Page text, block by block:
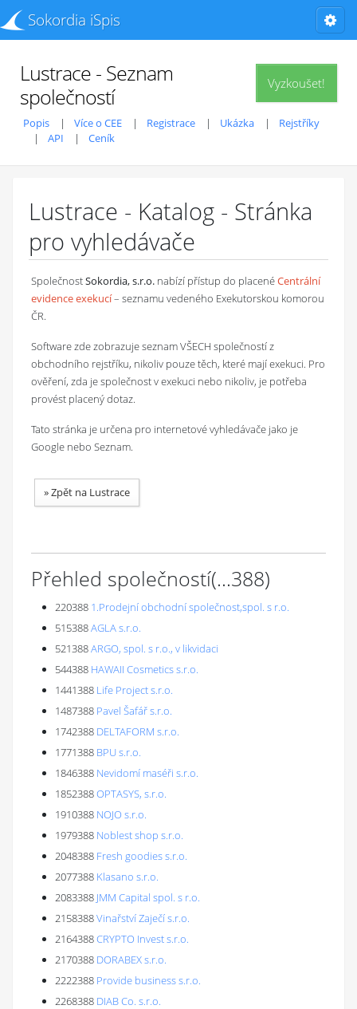
Sokordia iSpis
Vyzkoušet!
Lustrace - Seznam
společností
Popis Více o CEE Registrace Ukázka
Rejstříky
API
Ceník
Lustrace - Katalog - Stránka
pro vyhledávače
SpolečnostSokordia, s.r.o. nabízí přístup do placenéCentrální
evidence exekucí– seznamu vedeného Exekutorskou komorou
ČR.
Software zde zobrazuje seznam VŠECH společností z
obchodního rejstříku, nikoliv pouze těch, které mají exekuci. Pro
ověření, zda je společnost v exekuci nebo nikoliv, je potřeba
provést placený dotaz.
Tato stránka je určena pro internetové vyhledávače jako je
Google nebo Seznam.
»Zpět na Lustrace
Přehled společností(...388)
220388 1.Prodejní obchodní společnost,spol. s r.o.
515388AGLA s.r.o.
521388ARGO, spol. s r.o., v likvidaci
544388 HAWAII Cosmetics s.r.o.
1441388 Life Project s.r.o.
1487388 Pavel Šafář s.r.o.
1742388 DELTAFORM s.r.o.
1771388 BPU s.r.o.
1846388 Nevidomí maséři s.r.o.
1852388OPTASYS, s.r.o.
1910388 NOJO s.r.o.
1979388 Noblest shop s.r.o.
2048388 Fresh goodies s.r.o.
2077388 Klasano s.r.o.
2083388 JMM Capital spol. s r.o.
2158388Vinařství Zaječí s.r.o.
2164388CRYPTO Invest s.r.o.
2170388 DORABEX s.r.o.
2222388 Provide business s.r.o.
2268388 DIAB Co. s.r.o.